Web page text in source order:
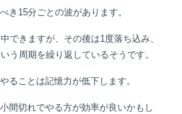
き15分ごとの波があります。
できますが、その後は1度落ち込み、
う周期を繰り返しているそうです。
ることは記憶力が低下します。
間切れでやる方が効率が良いかもし